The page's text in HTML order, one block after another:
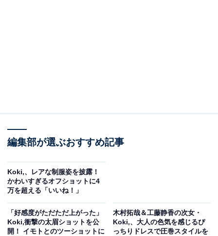
編集部が選ぶおすすめ記事
Koki,、レアな制服姿を披露！
かわいすぎるオフショットに4
万を超える「いいね！」
「好感度がただただ上がった」
Koki,衝撃の太眉ショットを公
開！ イモトとのツーショットに
木村拓哉＆工藤静香の次女・
Koki,、大人の色気を感じるぴ
っちりドレスで圧巻スタイルを